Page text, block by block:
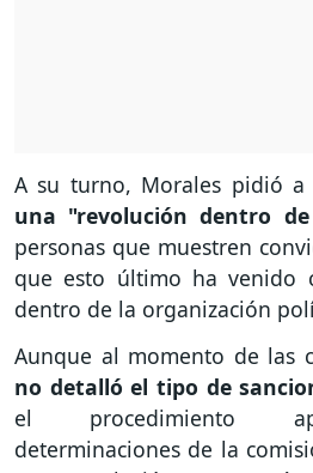
A su turno, Morales pidió a
una "revolución dentro
personas que muestren
que esto último ha venido
dentro de la organización
Aunque al momento de las
no detalló el tipo de
el procedimiento
determinaciones de la